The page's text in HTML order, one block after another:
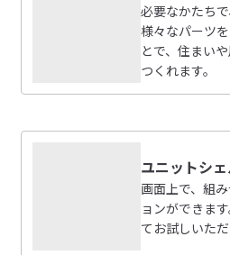
組立説明書（PDF：
組立説明書（PDF：
受取手段店舗受け取り可・コンビニ
2人での組み立てをおすすめします。
同じサイズのシェルフにくっつ
ればもっとスムーズにできたと思
必要なかたちで
様々なパーツ
とで、住まい
つくれます。
ユニットシ
画面上で、組
ョンができま
てお試しいただ